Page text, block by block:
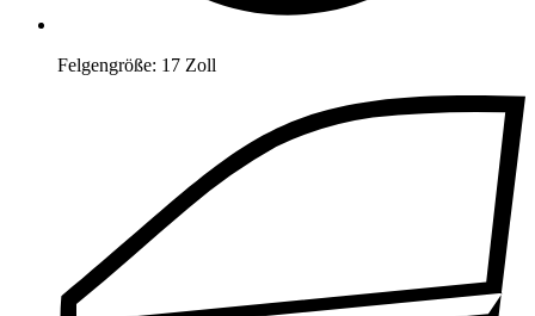
Felgengröße: 17 Zoll